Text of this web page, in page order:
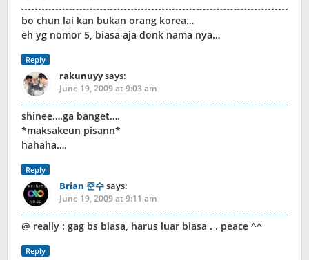
bo chun lai kan bukan orang korea…
eh yg nomor 5, biasa aja donk nama nya…
Reply
rakunuyysays:
June 19, 2009 at 9:03 am
shinee….ga banget….
*maksakeun pisann*
hahaha….
Reply
Brian 준수says:
June 19, 2009 at 9:11 am
@ really : gag bs biasa, harus luar biasa . . peace ^^
Reply